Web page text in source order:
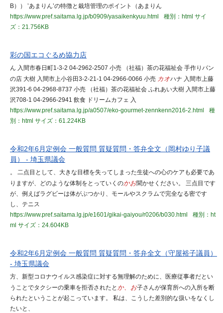
B）） ’あまりん’の特徴と栽培管理のポイント（あまりん
https://www.pref.saitama.lg.jp/b0909/yasaikenkyuu.html
種別：html サイ
ズ：21.756KB
彩の国エコぐるめ協力店
ん 入間市春日町1-3-2 04-2962-2507 小売 （社福）茶の花福祉会 手作りパン
の店 大樹 入間市上小谷田3-2-21-1 04-2966-0066 小売 カオハナ 入間市上藤
沢391-6 04-2968-8737 小売 （社福）茶の花福祉会 ふれあい大樹 入間市上藤
沢708-1 04-2966-2941 飲食 ドリームカフェ 入
https://www.pref.saitama.lg.jp/a0507/eko-gourmet-zennkenn2016-2.html
種
別：html サイズ：61.224KB
令和2年6月定例会 一般質問 質疑質問・答弁全文（岡村ゆり子議
員） - 埼玉県議会
。 二点目として、大きな目標を失ってしまった生徒への心のケアも必要であ
りますが、どのような体制をとっていくのかお聞かせください。 三点目です
が、例えばラグビーは体がぶつかり、モールやスクラムで完全なる密です
し、テニス
https://www.pref.saitama.lg.jp/e1601/gikai-gaiyou/r0206/b030.html
種別：ht
ml サイズ：24.604KB
令和2年6月定例会 一般質問 質疑質問・答弁全文（守屋裕子議員）
- 埼玉県議会
方、新型コロナウイルス感染症に対する無理解のために、医療従事者だとい
うことでタクシーの乗車を拒否されたと か、お子さんが保育所への入所を断
られたということが起こっています。 私は、こうした差別的な扱いをなくし
たいと、